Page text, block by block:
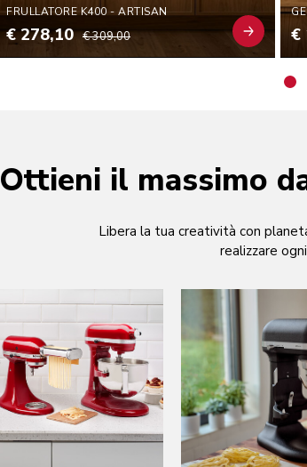
FRULLATORE K400 - ARTISAN
€ 278,10 € 309,00 €
Ottieni il massimo
Libera la tua creatività con
realizzare